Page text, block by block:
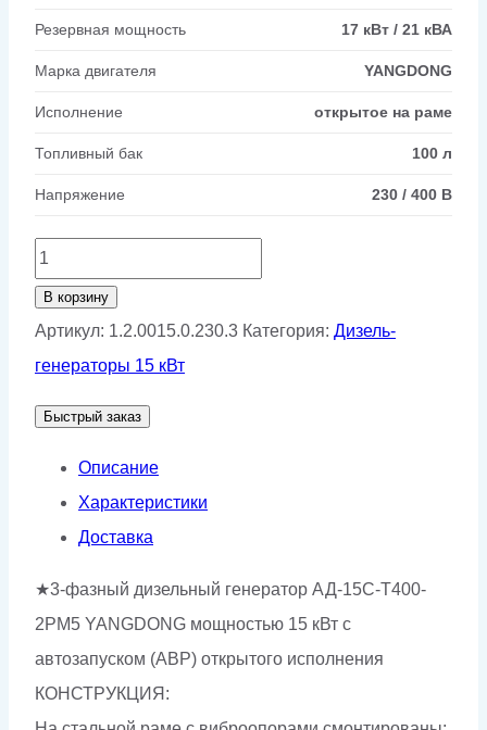
Резервная мощность 17 кВт / 21 кВА
Марка двигателя YANGDONG
Исполнение открытое на раме
Топливный бак 100 л
Напряжение 230 / 400 В
Количество
товара
Дизель
генераторная
ДГУ
АД-15С-
Т400-
2РМ5
В корзину
Артикул: 1.2.0015.0.230.3 Категория: Дизель-
генераторы 15 кВт
Быстрый заказ
Описание
Характеристики
Доставка
★3-фазный дизельный генератор АД-15С-Т400-
2РМ5 YANGDONG мощностью 15 кВт с
автозапуском (АВР) открытого исполнения
КОНСТРУКЦИЯ: